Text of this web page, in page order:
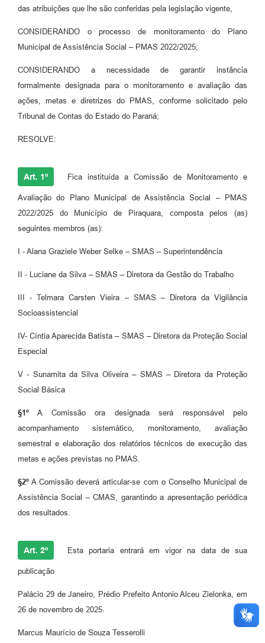
das atribuições que lhe são conferidas pela legislação vigente,
CONSIDERANDO o processo de monitoramento do Plano
Municipal de Assistência Social – PMAS 2022/2025;
CONSIDERANDO a necessidade de garantir instância
formalmente designada para o monitoramento e avaliação das
ações, metas e diretrizes do PMAS, conforme solicitado pelo
Tribunal de Contas do Estado do Paraná;
RESOLVE:
Art. 1º Fica instituída a Comissão de Monitoramento e
Avaliação do Plano Municipal de Assistência Social – PMAS
2022/2025 do Município de Piraquara, composta pelos (as)
seguintes membros (as):
I - Alana Graziele Weber Selke – SMAS – Superintendência
II - Luciane da Silva – SMAS – Diretora da Gestão do Trabalho
III - Telmara Carsten Vieira – SMAS – Diretora da Vigilância
Socioassistencial
IV- Cíntia Aparecida Batista – SMAS – Diretora da Proteção Social
Especial
V - Sunamita da Silva Oliveira – SMAS – Diretora da Proteção
Social Básica
§1º A Comissão ora designada será responsável pelo
acompanhamento sistemático, monitoramento, avaliação
semestral e elaboração dos relatórios técnicos de execução das
metas e ações previstas no PMAS.
§2º A Comissão deverá articular-se com o Conselho Municipal de
Assistência Social – CMAS, garantindo a apresentação periódica
dos resultados.
Art. 2º Esta portaria entrará em vigor na data de sua
publicação
Palácio 29 de Janeiro, Prédio Prefeito Antonio Alceu Zielonka, em
26 de novembro de 2025.
Marcus Maurício de Souza Tesserolli